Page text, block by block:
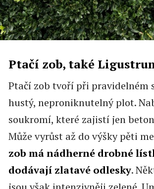
Ptačí zob, také
Ptačí zob tvoří při pravidelném
hustý, neproniknutelný plot.
soukromí, které zajistí jen
Může vyrůst až do výšky pěti
zob má nádherné drobné
dodávají zlatavé odlesky.